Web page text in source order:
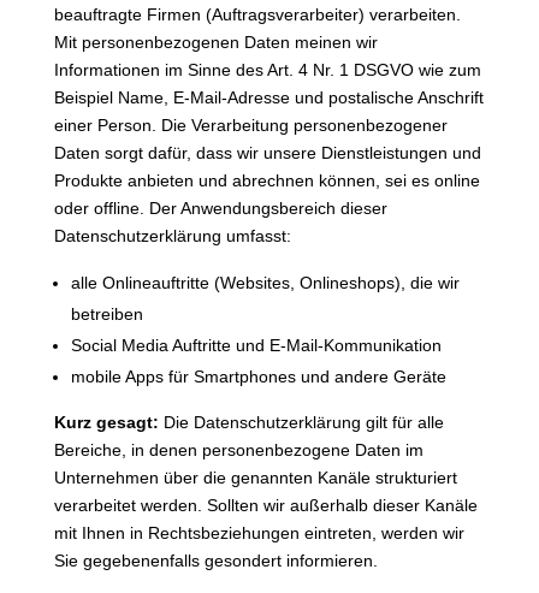
beauftragte Firmen (Auftragsverarbeiter) verarbeiten.
Mit personenbezogenen Daten meinen wir
Informationen im Sinne des Art. 4 Nr. 1 DSGVO wie zum
Beispiel Name, E-Mail-Adresse und postalische Anschrift
einer Person. Die Verarbeitung personenbezogener
Daten sorgt dafür, dass wir unsere Dienstleistungen und
Produkte anbieten und abrechnen können, sei es online
oder offline. Der Anwendungsbereich dieser
Datenschutzerklärung umfasst:
alle Onlineauftritte (Websites, Onlineshops), die wir
betreiben
Social Media Auftritte und E-Mail-Kommunikation
mobile Apps für Smartphones und andere Geräte
Kurz gesagt: Die Datenschutzerklärung gilt für alle
Bereiche, in denen personenbezogene Daten im
Unternehmen über die genannten Kanäle strukturiert
verarbeitet werden. Sollten wir außerhalb dieser Kanäle
mit Ihnen in Rechtsbeziehungen eintreten, werden wir
Sie gegebenenfalls gesondert informieren.